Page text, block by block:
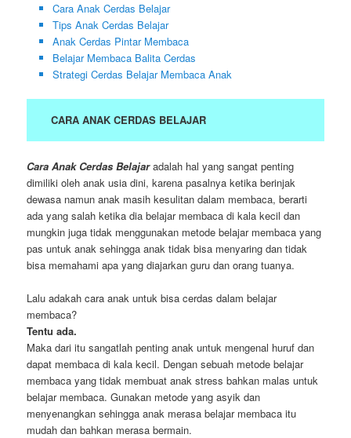
Cara Anak Cerdas Belajar
Tips Anak Cerdas Belajar
Anak Cerdas Pintar Membaca
Belajar Membaca Balita Cerdas
Strategi Cerdas Belajar Membaca Anak
CARA ANAK CERDAS BELAJAR
Cara Anak Cerdas Belajaradalah hal yang sangat penting
dimiliki oleh anak usia dini, karena pasalnya ketika berinjak
dewasa namun anak masih kesulitan dalam membaca, berarti
ada yang salah ketika dia belajar membaca di kala kecil dan
mungkin juga tidak menggunakan metode belajar membaca yang
pas untuk anak sehingga anak tidak bisa menyaring dan tidak
bisa memahami apa yang diajarkan guru dan orang tuanya.
Lalu adakah cara anak untuk bisa cerdas dalam belajar
membaca?
Tentu ada.
Maka dari itu sangatlah penting anak untuk mengenal huruf dan
dapat membaca di kala kecil. Dengan sebuah metode belajar
membaca yang tidak membuat anak stress bahkan malas untuk
belajar membaca. Gunakan metode yang asyik dan
menyenangkan sehingga anak merasa belajar membaca itu
mudah dan bahkan merasa bermain.